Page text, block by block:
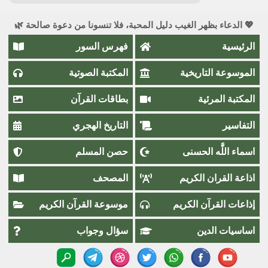
💖 الدعاء بظهر الغيب دليل المحبة، فلا تنسونا من دعوة صالحة 🌿
الرئيسية فهرس السور
الموسوعة التاريخية المكتبة الصوتية
المكتبة المرئية بطاقات القرآن
التفاسير التاريخ الهجري
اسماء اللَّٰه الحسنى حصن المسلم
اذاعة القران الكريم المصحف
إذاعات القرآن الكريم موسوعة القرآن الكريم
اساسيات الدين سؤال وجواب